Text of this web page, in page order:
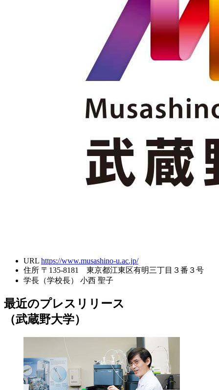
URL https://www.musashino-u.ac.jp/
住所 〒135-8181 東京都江東区有明三丁目３番３号
学長（学校長）
小西 聖子
最近のプレスリリース
（武蔵野大学）